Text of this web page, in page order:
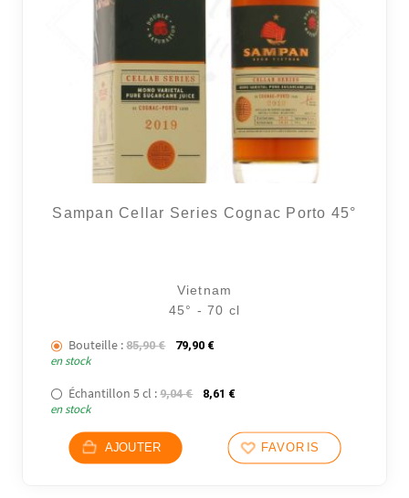
Sampan Cellar Series Cognac Porto 45°
Vietnam
45° - 70 cl
Bouteille : 85,90€ Le prix initial était : 85,90 €.
79,90 €Le prix actuel est : 79,90 €.
en stock
Échantillon 5 cl : 9,04€ Le prix initial était : 9,04 €.
8,61 €Le prix actuel est : 8,61 €.
en stock
AJOUTER FAVORIS